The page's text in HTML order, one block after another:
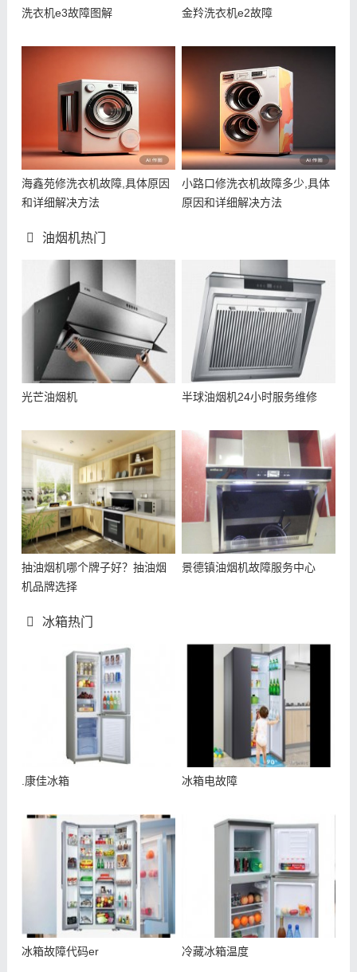
洗衣机e3故障图解 金羚洗衣机e2故障
海鑫苑修洗衣机故障,具体原因
和详细解决方法
小路口修洗衣机故障多少,具体
原因和详细解决方法
油烟机热门
光芒油烟机 半球油烟机24小时服务维修
抽油烟机哪个牌子好？抽油烟
机品牌选择
景德镇油烟机故障服务中心
冰箱热门
.康佳冰箱 冰箱电故障
冰箱故障代码er 冷藏冰箱温度